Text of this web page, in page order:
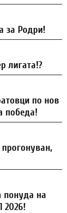
за Родри!
лигата!?
по нов
победа!
понуда на
2026!